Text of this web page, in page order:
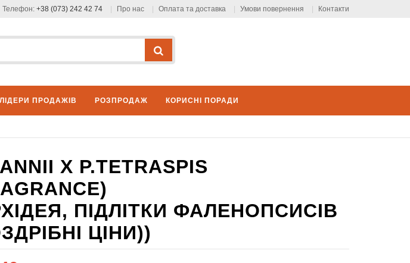
Телефон: +38 (073) 242 42 74 Про нас Оплата та доставка Умови повернення Контакти
ЛІДЕРИ ПРОДАЖІВ РОЗПРОДАЖ КОРИСНІ ПОРАДИ
X P.TETRASPIS
ПІДЛІТКИ ФАЛЕНОПСИСІВ
ЦІНИ))